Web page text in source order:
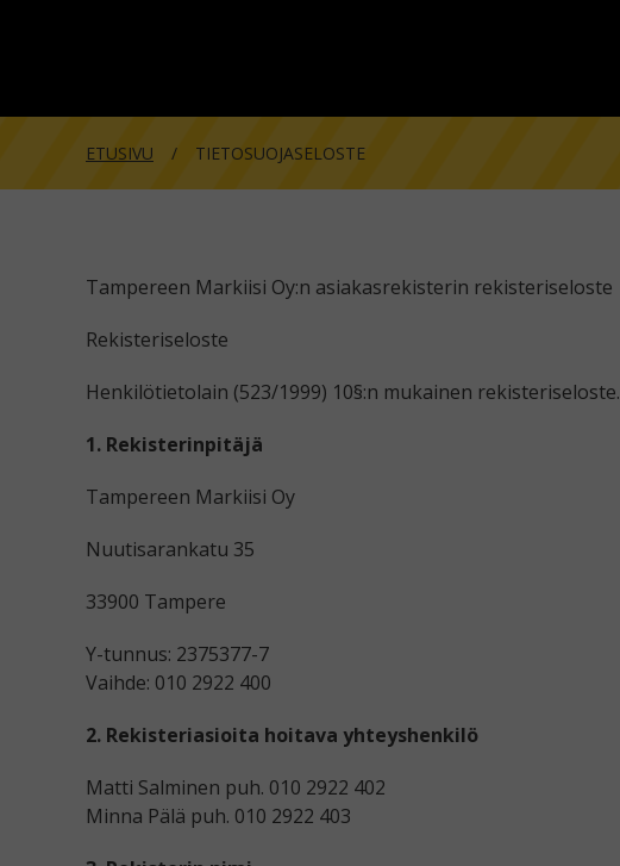
ETUSIVU TIETOSUOJASELOSTE
Tampereen Markiisi Oy:n asiakasrekisterin rekisteriseloste
Rekisteriseloste
Henkilötietolain (523/1999) 10§:n mukainen rekisteriseloste.
1. Rekisterinpitäjä
Tampereen Markiisi Oy
Nuutisarankatu 35
33900 Tampere
Y-tunnus: 2375377-7
Vaihde: 010 2922 400
2. Rekisteriasioita hoitava yhteyshenkilö
Matti Salminen puh. 010 2922 402
Minna Pälä puh. 010 2922 403